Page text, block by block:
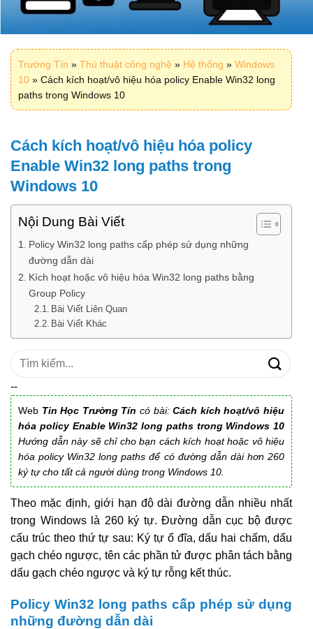
Trường Tín » Thủ thuật công nghệ » Hệ thống » Windows
10 » Cách kích hoạt/vô hiệu hóa policy Enable Win32 long
paths trong Windows 10
Cách kích hoạt/vô hiệu hóa policy
Enable Win32 long paths trong
Windows 10
Nội Dung Bài Viết
Policy Win32 long paths cấp phép sử dụng những
đường dẫn dài
Kích hoạt hoặc vô hiệu hóa Win32 long paths bằng
Group Policy
Bài Viết Liên Quan
Bài Viết Khác
Tìm
--
Web Tin Học Trường Tíncó bài:Cách kích hoạt/vô hiệu
hóa policy Enable Win32 long paths trong Windows 10
Hướng dẫn này sẽ chỉ cho bạn cách kích hoạt hoặc vô hiệu
hóa policy Win32 long paths để có đường dẫn dài hơn 260
ký tự cho tất cả người dùng trong Windows 10.
Theo mặc định, giới hạn độ dài đường dẫn nhiều nhất
trong Windows là 260 ký tự. Đường dẫn cục bộ được
cấu trúc theo thứ tự sau: Ký tự ổ đĩa, dấu hai chấm, dấu
gạch chéo ngược, tên các phần tử được phân tách bằng
dấu gạch chéo ngược và ký tự rỗng kết thúc.
Policy Win32 long paths cấp phép sử dụng
những đường dẫn dài